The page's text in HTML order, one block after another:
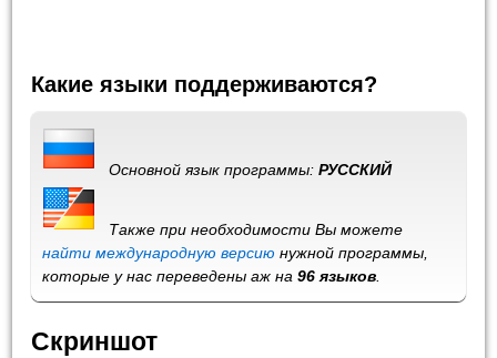
Какие языки поддерживаются?
Основной язык программы:РУССКИЙ
Также при необходимости Вы можете
найти международную версию нужной программы,
которые у нас переведены аж на96 языков
Скриншот